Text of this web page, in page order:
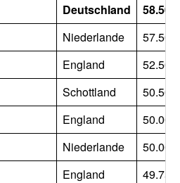
Deutschland
58.500
Niederlande
57.500
England
52.500
Schottland
50.500
England
50.000
Niederlande
50.000
England
49.750